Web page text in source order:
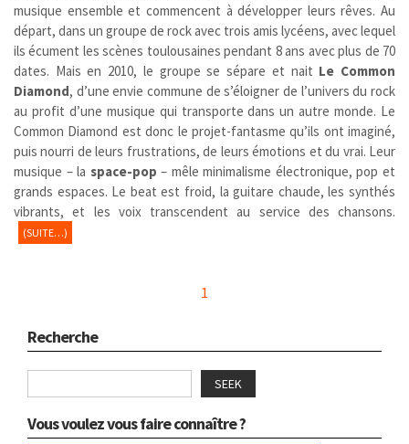
musique ensemble et commencent à développer leurs rêves. Au
départ, dans un groupe de rock avec trois amis lycéens, avec lequel
ils écument les scènes toulousaines pendant 8 ans avec plus de 70
dates. Mais en 2010, le groupe se sépare et nait Le Common
Diamond, d’une envie commune de s’éloigner de l’univers du rock
au profit d’une musique qui transporte dans un autre monde. Le
Common Diamond est donc le projet-fantasme qu’ils ont imaginé,
puis nourri de leurs frustrations, de leurs émotions et du vrai. Leur
musique – la space-pop – mêle minimalisme électronique, pop et
grands espaces. Le beat est froid, la guitare chaude, les synthés
vibrants, et les voix transcendent au service des chansons.
(SUITE…)
1
Recherche
SEEK
Vous voulez vous faire connaître ?